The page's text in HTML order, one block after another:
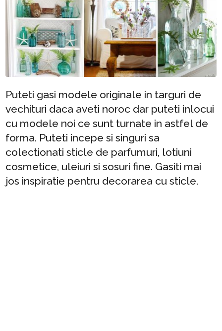
Puteti gasi modele originale in targuri de
vechituri daca aveti noroc dar puteti inlocui
cu modele noi ce sunt turnate in astfel de
forma. Puteti incepe si singuri sa
colectionati sticle de parfumuri, lotiuni
cosmetice, uleiuri si sosuri fine. Gasiti mai
jos inspiratie pentru decorarea cu sticle.